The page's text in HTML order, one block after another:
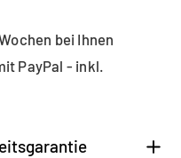
bei Ihnen
PayPal - inkl.